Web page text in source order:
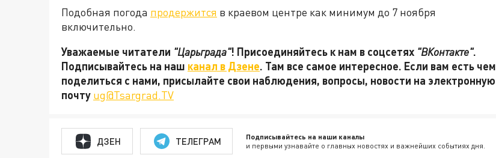
Подобная погода продержится в краевом центре как минимум до 7 ноября
включительно.
Уважаемые читатели "Царьграда"! Присоединяйтесь к нам в соцсетях "ВКонтакте".
Подписывайтесь на наш канал в Дзене. Там все самое интересное. Если вам есть чем
поделиться с нами, присылайте свои наблюдения, вопросы, новости на электронную
почту ug@Tsargrad.TV
ДЗЕН ТЕЛЕГРАМ Подписывайтесь на наши каналы
и первыми узнавайте о главных новостях и важнейших событиях дня.